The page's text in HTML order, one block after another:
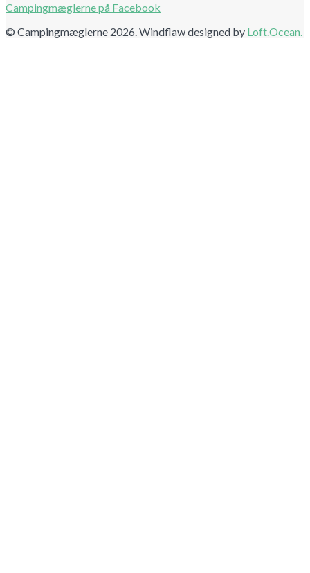
Campingmæglerne på Facebook
© Campingmæglerne 2026. Windflaw designed by Loft.Ocean.